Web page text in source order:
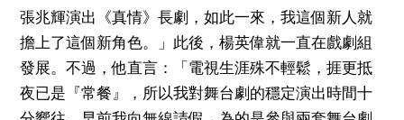
張兆輝演出《真情》長劇，如此一來，我這個新人就
擔上了這個新角色。」此後，楊英偉就一直在戲劇組
發展。不過，他直言：「電視生涯殊不輕鬆，捱更抵
夜已是『常餐』，所以我對舞台劇的穩定演出時間十